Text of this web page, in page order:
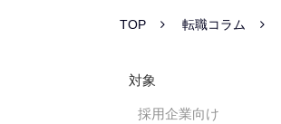
TOP 転職コラム
対象
採用企業向け